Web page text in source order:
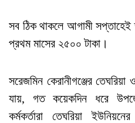
সব ঠিক থাকলে আগামী সপ্তাহেই
প্রথম মাসের ২৫০০ টাকা।
সরেজমিন কেরানীগঞ্জের
যায়, গত কয়েকদিন ধরে
কর্মকর্তারা তেঘরিয়া